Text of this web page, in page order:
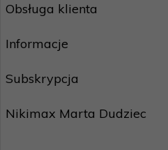
Obsługa klienta
Informacje
Subskrypcja
Nikimax Marta Dudziec